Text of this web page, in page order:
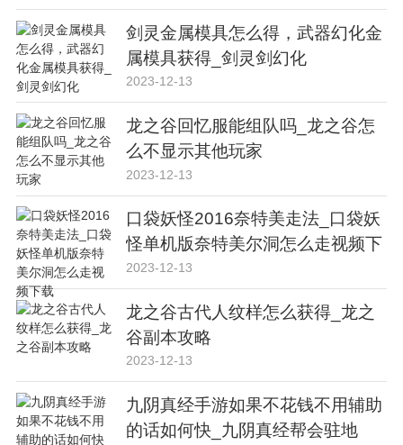
剑灵金属模具怎么得，武器幻化金
属模具获得_剑灵剑幻化
2023-12-13
龙之谷回忆服能组队吗_龙之谷怎
么不显示其他玩家
2023-12-13
口袋妖怪2016奈特美走法_口袋妖
怪单机版奈特美尔洞怎么走视频下
载
2023-12-13
龙之谷古代人纹样怎么获得_龙之
谷副本攻略
2023-12-13
九阴真经手游如果不花钱不用辅助
的话如何快_九阴真经帮会驻地